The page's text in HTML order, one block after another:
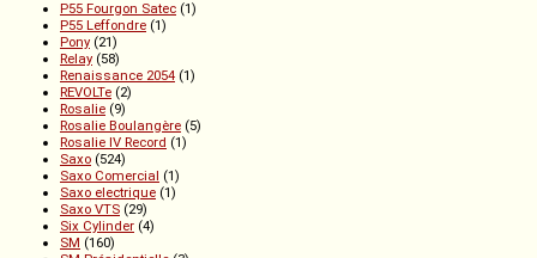
P55 Fourgon Satec (1)
P55 Leffondre (1)
Pony (21)
Relay (58)
Renaissance 2054 (1)
REVOLTe (2)
Rosalie (9)
Rosalie Boulangère (5)
Rosalie IV Record (1)
Saxo (524)
Saxo Comercial (1)
Saxo electrique (1)
Saxo VTS (29)
Six Cylinder (4)
SM (160)